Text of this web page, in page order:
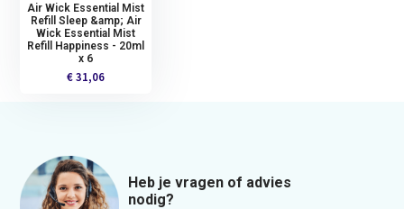
Air Wick Essential Mist
Refill Sleep &amp; Air
Wick Essential Mist
Refill Happiness - 20ml
x 6
€ 31,06
Heb je vragen of advies
nodig?